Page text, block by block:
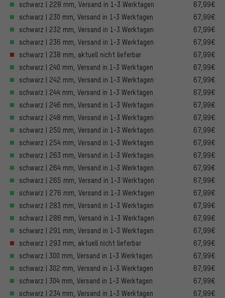
schwarz | 228 mm, Versand in 1-3 Werktagen
67,99€
schwarz | 230 mm, Versand in 1-3 Werktagen
67,99€
schwarz | 232 mm, Versand in 1-3 Werktagen
67,99€
schwarz | 236 mm, Versand in 1-3 Werktagen
67,99€
schwarz | 238 mm, aktuell nicht lieferbar
67,99€
schwarz | 240 mm, Versand in 1-3 Werktagen
67,99€
schwarz | 242 mm, Versand in 1-3 Werktagen
67,99€
schwarz | 244 mm, Versand in 1-3 Werktagen
67,99€
schwarz | 246 mm, Versand in 1-3 Werktagen
67,99€
schwarz | 248 mm, Versand in 1-3 Werktagen
67,99€
schwarz | 250 mm, Versand in 1-3 Werktagen
67,99€
schwarz | 254 mm, Versand in 1-3 Werktagen
67,99€
schwarz | 263 mm, Versand in 1-3 Werktagen
67,99€
schwarz | 264 mm, Versand in 1-3 Werktagen
67,99€
schwarz | 265 mm, Versand in 1-3 Werktagen
67,99€
schwarz | 276 mm, Versand in 1-3 Werktagen
67,99€
schwarz | 283 mm, Versand in 1-3 Werktagen
67,99€
schwarz | 286 mm, Versand in 1-3 Werktagen
67,99€
schwarz | 291 mm, Versand in 1-3 Werktagen
67,99€
schwarz | 293 mm, aktuell nicht lieferbar
67,99€
schwarz | 300 mm, Versand in 1-3 Werktagen
67,99€
schwarz | 302 mm, Versand in 1-3 Werktagen
67,99€
schwarz | 304 mm, Versand in 1-3 Werktagen
67,99€
schwarz | 234 mm, Versand in 1-3 Werktagen
67,99€